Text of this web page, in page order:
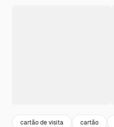
cartão de visita cartão